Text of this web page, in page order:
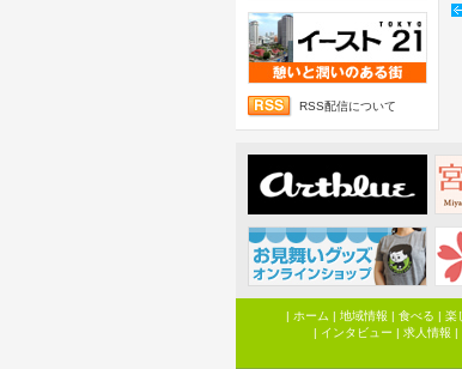
RSS配信について
| ホーム | 地域情報 | 食べる | 楽
| インタビュー | 求人情報 |